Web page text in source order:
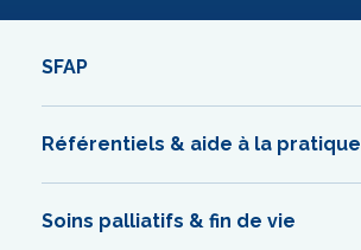
SFAP
Référentiels & aide à la pratique
Soins palliatifs & fin de vie